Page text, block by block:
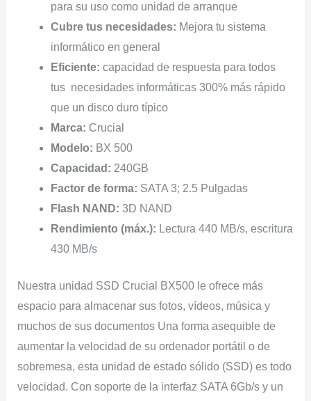
para su uso como unidad de arranque
Cubre tus necesidades: Mejora tu sistema
informático en general
Eficiente: capacidad de respuesta para todos
tus necesidades informáticas 300% más rápido
que un disco duro típico
Marca: Crucial
Modelo: BX 500
Capacidad: 240GB
Factor de forma: SATA 3; 2.5 Pulgadas
Flash NAND: 3D NAND
Rendimiento (máx.): Lectura 440 MB/s, escritura
430 MB/s
Nuestra unidad SSD Crucial BX500 le ofrece más
espacio para almacenar sus fotos, vídeos, música y
muchos de sus documentos Una forma asequible de
aumentar la velocidad de su ordenador portátil o de
sobremesa, esta unidad de estado sólido (SSD) es todo
velocidad. Con soporte de la interfaz SATA 6Gb/s y un